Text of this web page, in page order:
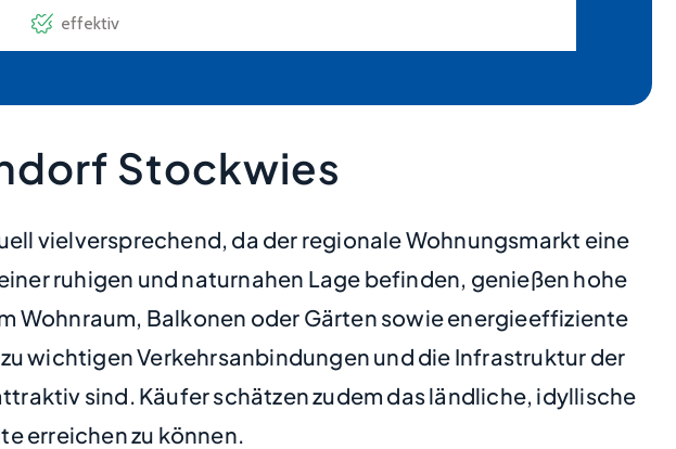
Stockwies
vielversprechend, da der regionale Wohnungsmarkt eine
ruhigen und naturnahen Lage befinden, genießen hohe
Balkonen oder Gärten sowie energieeffiziente
wichtigen Verkehrsanbindungen und die Infrastruktur der
sind. Käufer schätzen zudem das ländliche, idyllische
erreichen zu können.